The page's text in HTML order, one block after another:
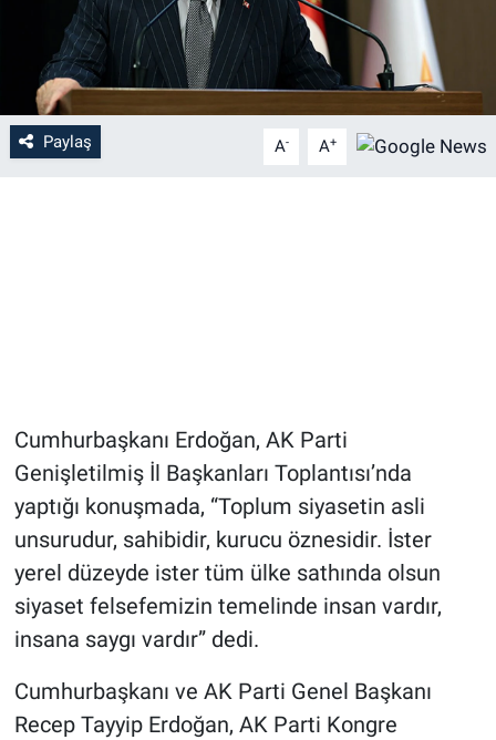
Paylaş A- A+
Cumhurbaşkanı Erdoğan, AK Parti
Genişletilmiş İl Başkanları Toplantısı’nda
yaptığı konuşmada, “Toplum siyasetin asli
unsurudur, sahibidir, kurucu öznesidir. İster
yerel düzeyde ister tüm ülke sathında olsun
siyaset felsefemizin temelinde insan vardır,
insana saygı vardır” dedi.
Cumhurbaşkanı ve AK Parti Genel Başkanı
Recep Tayyip Erdoğan, AK Parti Kongre